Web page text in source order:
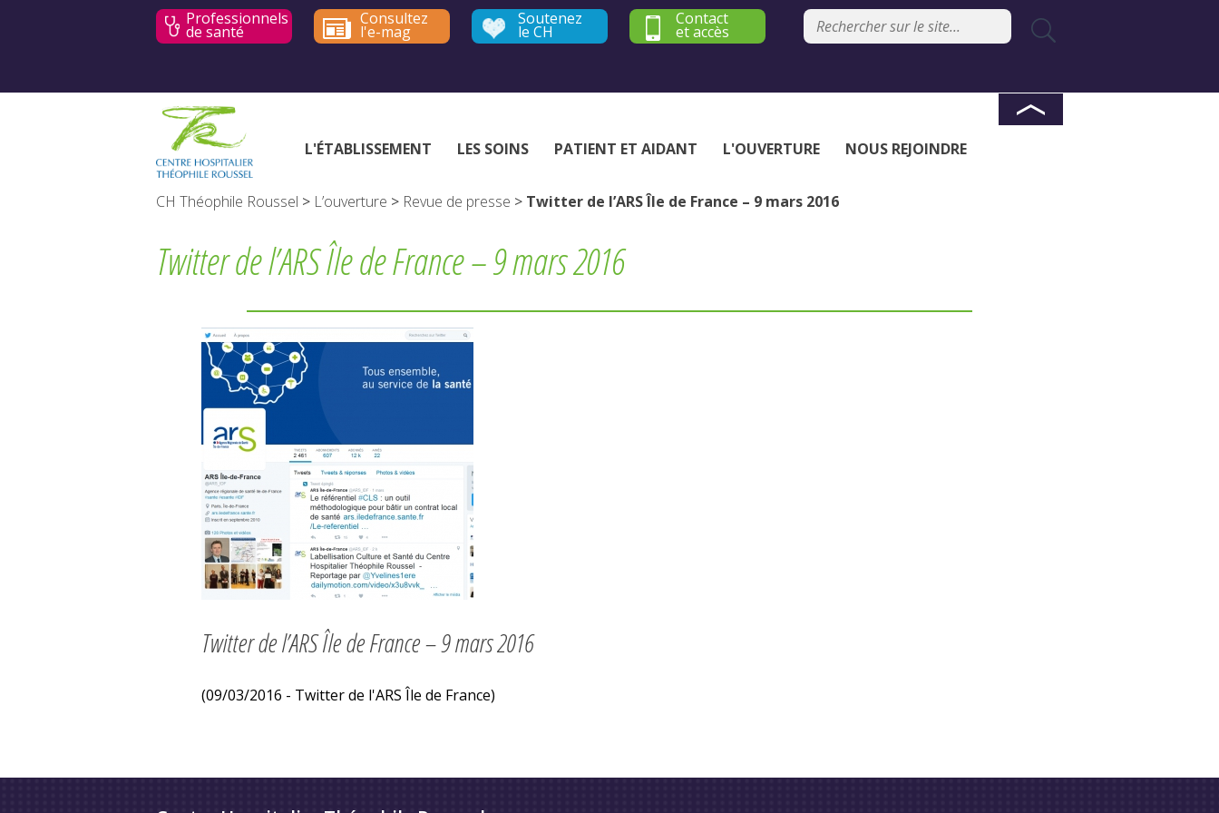
Professionnels
de santé
Consultez
l'e-mag
Soutenez
le CH
Contact
et accès
L'ÉTABLISSEMENT LES SOINS PATIENT ET AIDANT L'OUVERTURE NOUS REJOINDRE
CH Théophile Roussel > L’ouverture > Revue de presse > Twitter de l’ARS Île de France – 9 mars 2016
Twitter de l’ARS Île de France – 9 mars 2016
Twitter de l’ARS Île de France – 9 mars 2016
(09/03/2016 - Twitter de l'ARS Île de France)